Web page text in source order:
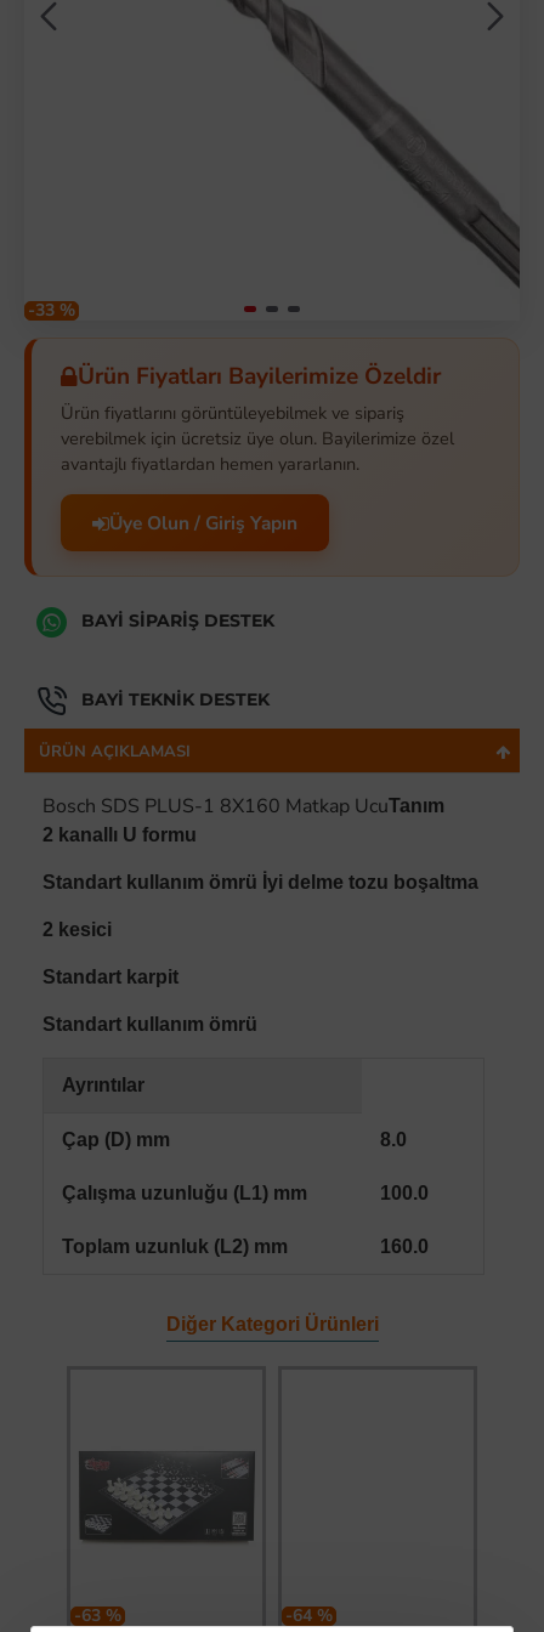
-33 %
Ürün Fiyatları Bayilerimize Özeldir
Ürün fiyatlarını görüntüleyebilmek ve sipariş
verebilmek için ücretsiz üye olun. Bayilerimize özel
avantajlı fiyatlardan hemen yararlanın.
Üye Olun / Giriş Yapın
BAYI SIPARIŞ DESTEK
BAYI TEKNIK DESTEK
ÜRÜN AÇIKLAMASI
Bosch SDS PLUS-1 8X160 Matkap UcuTanım
2 kanallı U formu
Standart kullanım ömrü İyi delme tozu boşaltma
2 kesici
Standart karpit
Standart kullanım ömrü
Ayrıntılar
Çap (D) mm 8.0
Çalışma uzunluğu (L1) mm 100.0
Toplam uzunluk (L2) mm 160.0
Diğer Kategori Ürünleri
-63 % -64 %